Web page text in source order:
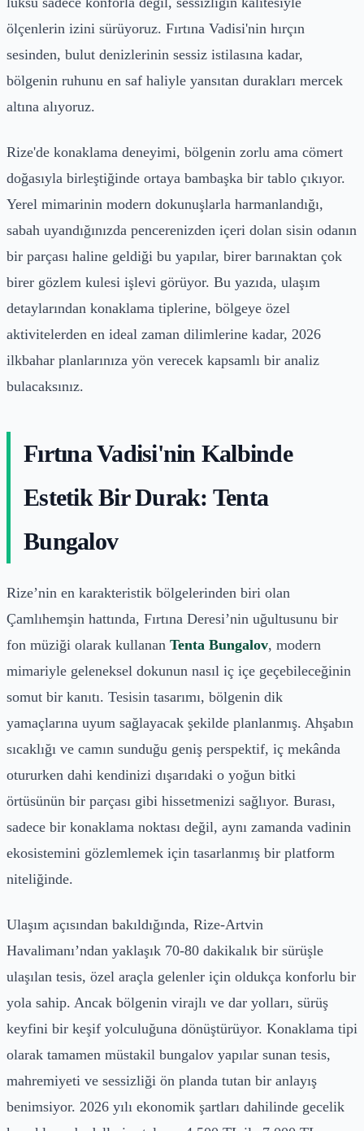
ölçenlerin izini sürüyoruz. Fırtına Vadisi'nin hırçın
sesinden, bulut denizlerinin sessiz istilasına kadar,
bölgenin ruhunu en saf haliyle yansıtan durakları mercek
altına alıyoruz.
Rize'de konaklama deneyimi, bölgenin zorlu ama cömert
doğasıyla birleştiğinde ortaya bambaşka bir tablo çıkıyor.
Yerel mimarinin modern dokunuşlarla harmanlandığı,
sabah uyandığınızda pencerenizden içeri dolan sisin odanın
bir parçası haline geldiği bu yapılar, birer barınaktan çok
birer gözlem kulesi işlevi görüyor. Bu yazıda, ulaşım
detaylarından konaklama tiplerine, bölgeye özel
aktivitelerden en ideal zaman dilimlerine kadar, 2026
ilkbahar planlarınıza yön verecek kapsamlı bir analiz
bulacaksınız.
Fırtına Vadisi'nin Kalbinde
Estetik Bir Durak: Tenta
Bungalov
Rize’nin en karakteristik bölgelerinden biri olan
Çamlıhemşin hattında, Fırtına Deresi’nin uğultusunu bir
fon müziği olarak kullanan Tenta Bungalov, modern
mimariyle geleneksel dokunun nasıl iç içe geçebileceğinin
somut bir kanıtı. Tesisin tasarımı, bölgenin dik
yamaçlarına uyum sağlayacak şekilde planlanmış. Ahşabın
sıcaklığı ve camın sunduğu geniş perspektif, iç mekânda
otururken dahi kendinizi dışarıdaki o yoğun bitki
örtüsünün bir parçası gibi hissetmenizi sağlıyor. Burası,
sadece bir konaklama noktası değil, aynı zamanda vadinin
ekosistemini gözlemlemek için tasarlanmış bir platform
niteliğinde.
Ulaşım açısından bakıldığında, Rize-Artvin
Havalimanı’ndan yaklaşık 70-80 dakikalık bir sürüşle
ulaşılan tesis, özel araçla gelenler için oldukça konforlu bir
yola sahip. Ancak bölgenin virajlı ve dar yolları, sürüş
keyfini bir keşif yolculuğuna dönüştürüyor. Konaklama tipi
olarak tamamen müstakil bungalov yapılar sunan tesis,
mahremiyeti ve sessizliği ön planda tutan bir anlayış
benimsiyor. 2026 yılı ekonomik şartları dahilinde gecelik